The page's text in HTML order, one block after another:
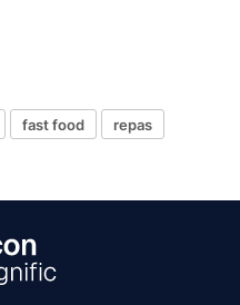
fast food
repas